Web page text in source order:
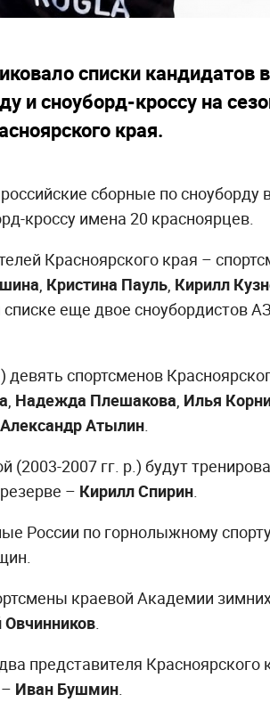
списки кандидатов
и сноуборд-кроссу на
края.
сборные по сноуборду
кроссу имена 20 красноярцев.
Красноярского края –
, Кристина Пауль, Кирилл
еще двое сноубордистов
спортсменов
, Надежда Плешакова, Илья
Александр Атылин.
2007 гг. р.) будут
– Кирилл Спирин.
России по горнолыжному
краевой Академии
Овчинников.
представителя Красноярского
Иван Бушмин.